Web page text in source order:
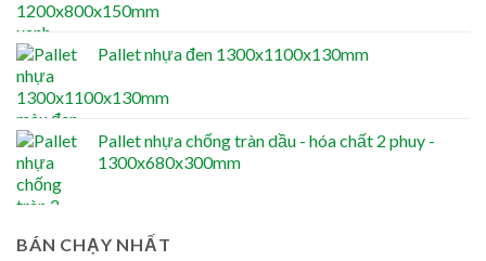
Pallet nhựa đen 1300x1100x130mm
Pallet nhựa chống tràn dầu - hóa chất 2 phuy -
1300x680x300mm
BÁN CHẠY NHẤT